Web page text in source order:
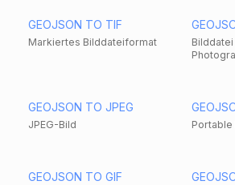
GEOJSON TO TIF
Markiertes Bilddateiformat
GEOJSON TO JPEG
JPEG-Bild
GEOJSON TO GIF